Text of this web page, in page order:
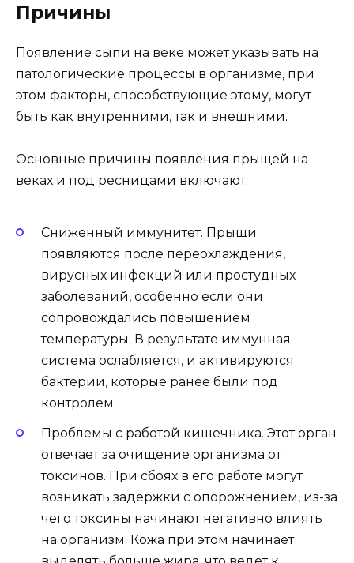
Причины
Появление сыпи на веке может указывать на
патологические процессы в организме, при
этом факторы, способствующие этому, могут
быть как внутренними, так и внешними.
Основные причины появления прыщей на
веках и под ресницами включают:
Сниженный иммунитет. Прыщи
появляются после переохлаждения,
вирусных инфекций или простудных
заболеваний, особенно если они
сопровождались повышением
температуры. В результате иммунная
система ослабляется, и активируются
бактерии, которые ранее были под
контролем.
Проблемы с работой кишечника. Этот орган
отвечает за очищение организма от
токсинов. При сбоях в его работе могут
возникать задержки с опорожнением, из-за
чего токсины начинают негативно влиять
на организм. Кожа при этом начинает